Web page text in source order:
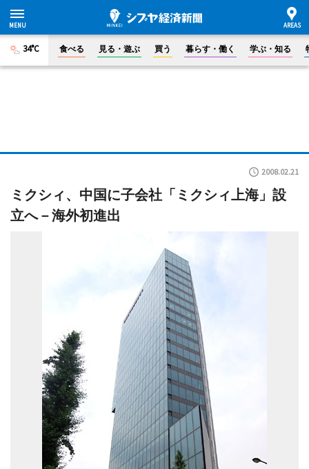
34°C 食べる 見る・遊ぶ 買う 暮らす・働く 学ぶ・知る
2008.02.21
ミクシィ、中国に子会社「ミクシィ上海」設
立へ－海外初進出